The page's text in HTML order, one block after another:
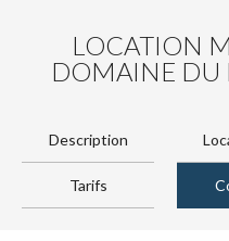
LOCATION
DOMAINE DU
Description
Tarifs